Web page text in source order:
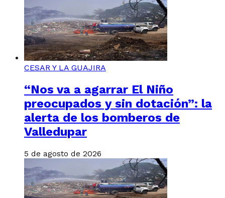
CESAR Y LA GUAJIRA
“Nos va a agarrar El Niño
preocupados y sin dotación”: la
alerta de los bomberos de
Valledupar
5 de agosto de 2026